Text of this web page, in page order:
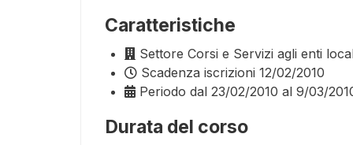
Caratteristiche
Settore Corsi e Servizi agli enti
Scadenza iscrizioni 12/02/2010
Periodo dal 23/02/2010 al 9/03/
Durata del corso